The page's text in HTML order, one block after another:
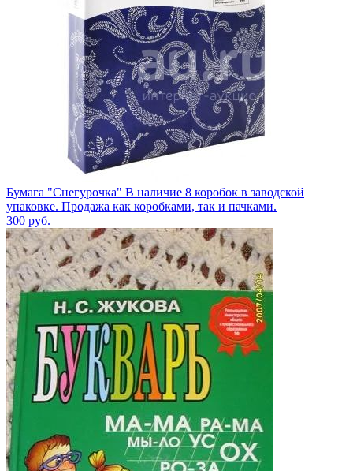
Бумага "Снегурочка" В наличие 8 коробок в заводской
упаковке. Продажа как коробками, так и пачками.
300 руб.